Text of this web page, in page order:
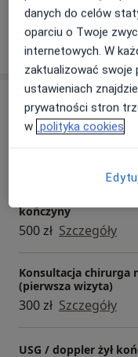
Usługi i ceny
Chirurgia naczyniowa
kończyny
500 zł Szczegóły
Konsultacja chirurga
(pierwsza wizyta)
300 zł Szczegóły
USG / doppler żył
danych do celów
oparciu o Twoje
internetowych. W
zaktualizować swoje
ustawieniach
prywatności stron
w polityka cookies